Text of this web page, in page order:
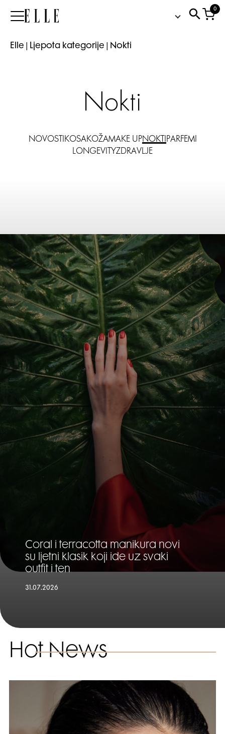
Elle
0
Elle Ljepota kategorije Nokti
Nokti
NOVOSTI KOSAKOŽAMAKE UPNOKTI
PARFEMI
LONGEVITYZDRAVLJE
Coral i terracotta manikura novi
su ljetni klasik koji ide uz svaki
outfit i ten
31.07.2026
Hot News